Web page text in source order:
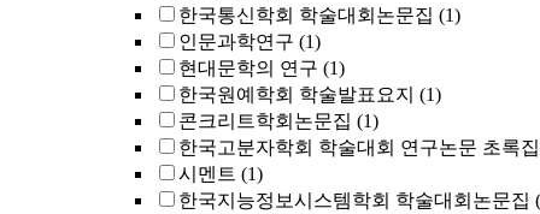
한국통신학회 학술대회논문집 (1)
인문과학연구 (1)
현대문학의 연구 (1)
한국원예학회 학술발표요지 (1)
콘크리트학회논문집 (1)
한국고분자학회 학술대회 연구논문 초록집
시멘트 (1)
한국지능정보시스템학회 학술대회논문집